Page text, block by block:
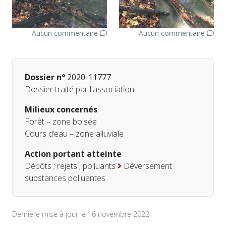
Aucun commentaire Aucun commentaire
Dossier n° 2020-11777
Dossier traité par l'association
Milieux concernés
Forêt – zone boisée
Cours d’eau – zone alluviale
Action portant atteinte
Dépôts ; rejets ; polluants
Déversement
substances polluantes
Dernière mise à jour le 16 novembre 2022